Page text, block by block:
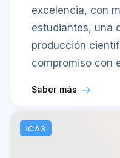
excelencia, con
estudiantes, una
producción
compromiso con
Saber más
ICA3